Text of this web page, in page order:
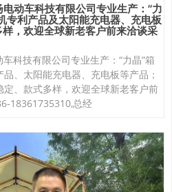
动车科技有限公司专业生产：“力
专利产品及太阳能充电器、充电板
，欢迎全球新老客户前来洽谈采
科技有限公司专业生产：“力晶”箱
、太阳能充电器、充电板等产品；
、款式多样，欢迎全球新老客户前
18361735310,总经